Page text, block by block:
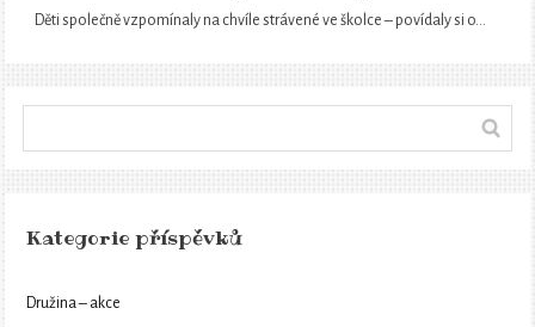
Děti společně vzpomínaly na chvíle strávené ve školce – povídaly si o…
Kategorie příspěvků
Družina – akce